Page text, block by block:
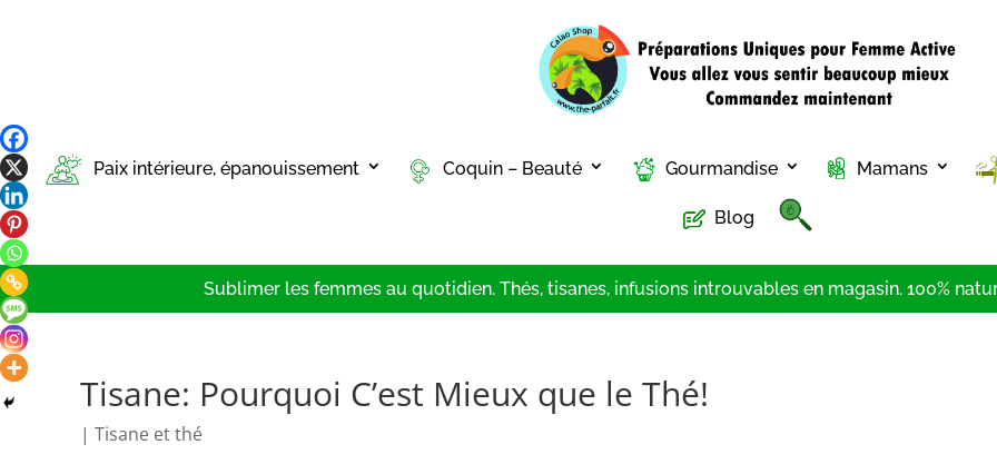
Paix intérieure, épanouissement Coquin – Beauté Gourmandise Mamans
Blog
Sublimer les femmes au quotidien. Thés, tisanes, infusions introuvables en magasin. 100%
Tisane: Pourquoi C’est Mieux que le Thé!
| Tisane et thé